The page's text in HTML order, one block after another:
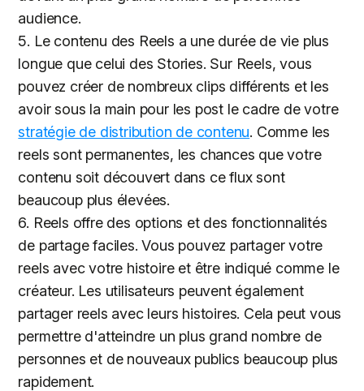
audience.
5. Le contenu des Reels a une durée de vie plus
longue que celui des Stories. Sur Reels, vous
pouvez créer de nombreux clips différents et les
avoir sous la main pour les post le cadre de votre
stratégie de distribution de contenu. Comme les
reels sont permanentes, les chances que votre
contenu soit découvert dans ce flux sont
beaucoup plus élevées.
6. Reels offre des options et des fonctionnalités
de partage faciles. Vous pouvez partager votre
reels avec votre histoire et être indiqué comme le
créateur. Les utilisateurs peuvent également
partager reels avec leurs histoires. Cela peut vous
permettre d'atteindre un plus grand nombre de
personnes et de nouveaux publics beaucoup plus
rapidement.